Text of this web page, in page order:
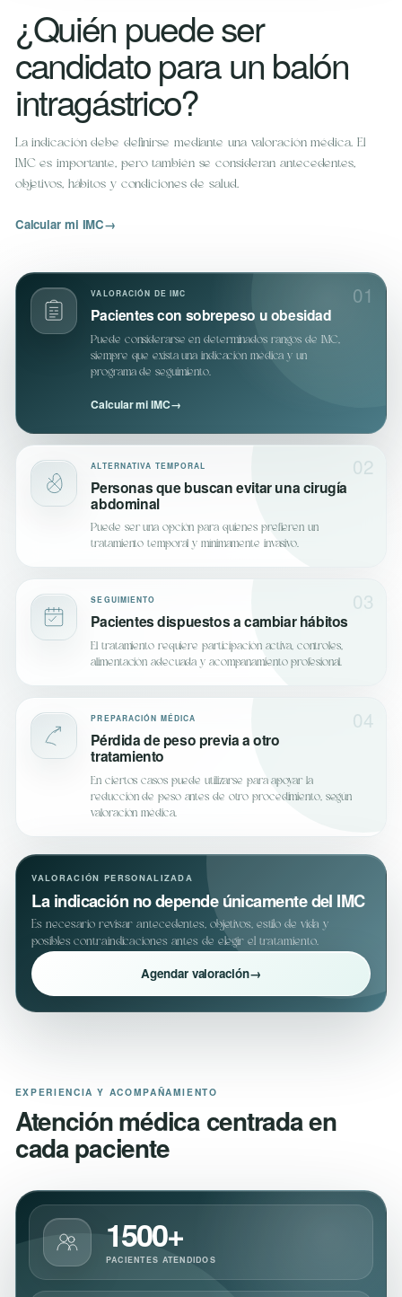
¿Quién puede ser
candidato para un balón
intragástrico?
La indicación debe definirse mediante una valoración médica. El
IMC es importante, pero también se consideran antecedentes,
objetivos, hábitos y condiciones de salud.
Calcular mi IMC→
01
VALORACIÓN DE IMC
Pacientes con sobrepeso u obesidad
Puede considerarse en determinados rangos de IMC,
siempre que exista una indicación médica y un
programa de seguimiento.
Calcular mi IMC→
02
ALTERNATIVA TEMPORAL
Personas que buscan evitar una cirugía
abdominal
Puede ser una opción para quienes prefieren un
tratamiento temporal y mínimamente invasivo.
03
SEGUIMIENTO
Pacientes dispuestos a cambiar hábitos
El tratamiento requiere participación activa, controles,
alimentación adecuada y acompañamiento profesional.
04
PREPARACIÓN MÉDICA
Pérdida de peso previa a otro
tratamiento
En ciertos casos puede utilizarse para apoyar la
reducción de peso antes de otro procedimiento, según
valoración médica.
VALORACIÓN PERSONALIZADA
La indicación no depende únicamente del IMC
Es necesario revisar antecedentes, objetivos, estilo de vida y
posibles contraindicaciones antes de elegir el tratamiento.
Agendar valoración→
EXPERIENCIA Y ACOMPAÑAMIENTO
Atención médica centrada en
cada paciente
1500+
PACIENTES ATENDIDOS